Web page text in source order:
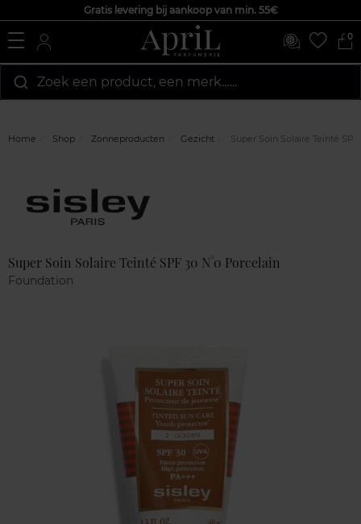
Gratis levering bij aankoop van min. 55€
0
Zoek een product, een merk…...
Home Shop Zonneproducten Gezicht Super Soin Solaire Teinté
Super Soin Solaire Teinté SPF 30 N°0 Porcelain
Foundation